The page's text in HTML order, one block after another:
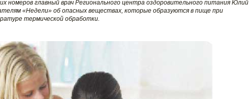
номеров главный врач Регионального центра оздоровительного питания Юлий
«Недели» об опасных веществах, которые образуются в пище при
термической обработки.